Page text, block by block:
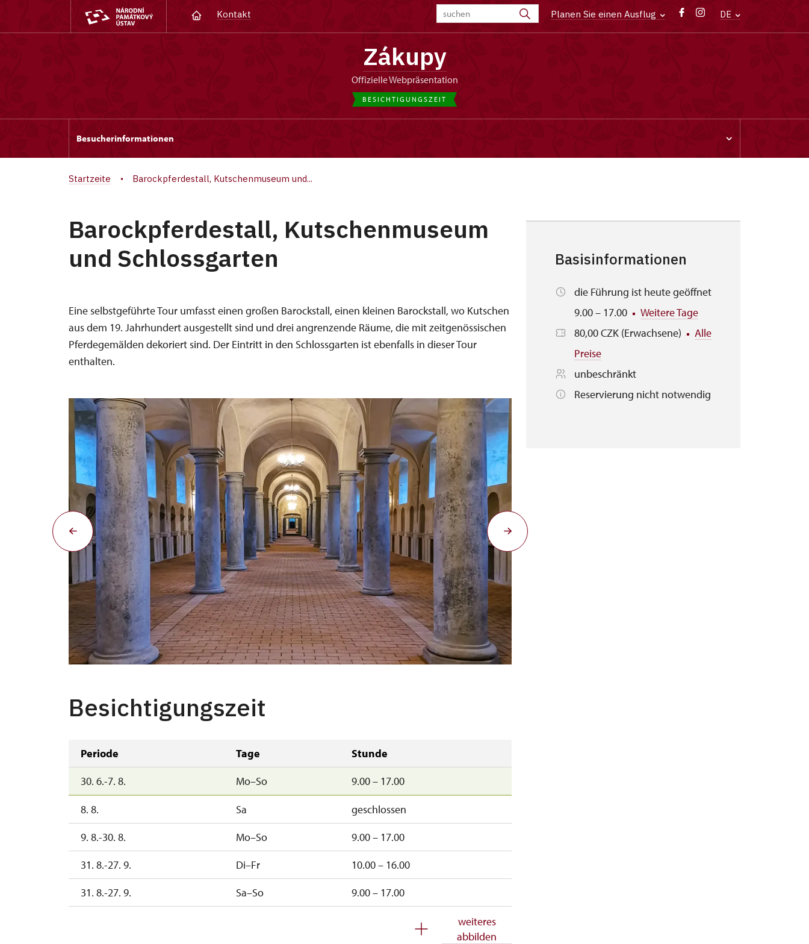
Kontakt Planen Sie einen Ausflug DE
Zákupy
offizielle Webpräsentation
BESICHTIGUNGSZEIT
Besucherinformationen
Startzeite Barockpferdestall, Kutschenmuseum und...
Barockpferdestall, Kutschenmuseum
und Schlossgarten
Eine selbstgeführte Tour umfasst einen großen Barockstall, einen kleinen Barockstall, wo Kutschen
aus dem 19. Jahrhundert ausgestellt sind und drei angrenzende Räume, die mit zeitgenössischen
Pferdegemälden dekoriert sind. Der Eintritt in den Schlossgarten ist ebenfalls in dieser Tour
enthalten.
Besichtigungszeit
Periode Tage
Stunde
30. 6.-7. 8.
Mo–So 9.00 – 17.00
8. 8. Sa
geschlossen
9. 8.-30. 8.
Mo–So
9.00 – 17.00
31. 8.-27. 9.
Di–Fr
10.00 – 16.00
31. 8.-27. 9.
Sa–So
9.00 – 17.00
weiteres
abbilden
Basisinformationen
die Führung ist heute geöffnet
9.00 – 17.00
Weitere Tage
80,00 CZK (Erwachsene)
Alle
Preise
unbeschränkt
Reservierung nicht notwendig